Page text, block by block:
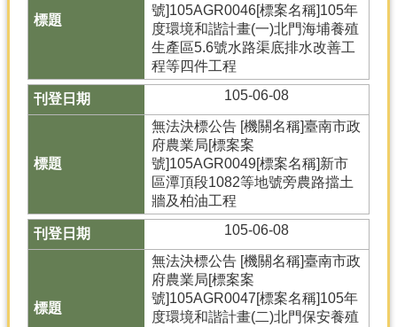
號]105AGR0046[標案名稱]105年
度環境和諧計畫(一)北門海埔養殖
生產區5.6號水路渠底排水改善工
程等四件工程
105-06-08
無法決標公告 [機關名稱]臺南市政
府農業局[標案案
號]105AGR0049[標案名稱]新市
區潭頂段1082等地號旁農路擋土
牆及柏油工程
105-06-08
無法決標公告 [機關名稱]臺南市政
府農業局[標案案
號]105AGR0047[標案名稱]105年
度環境和諧計畫(二)北門保安養殖